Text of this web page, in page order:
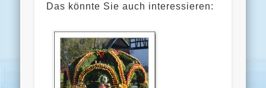
Das könnte Sie auch interessieren: